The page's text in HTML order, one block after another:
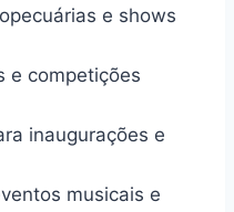
e shows
e competições
inaugurações e
musicais e